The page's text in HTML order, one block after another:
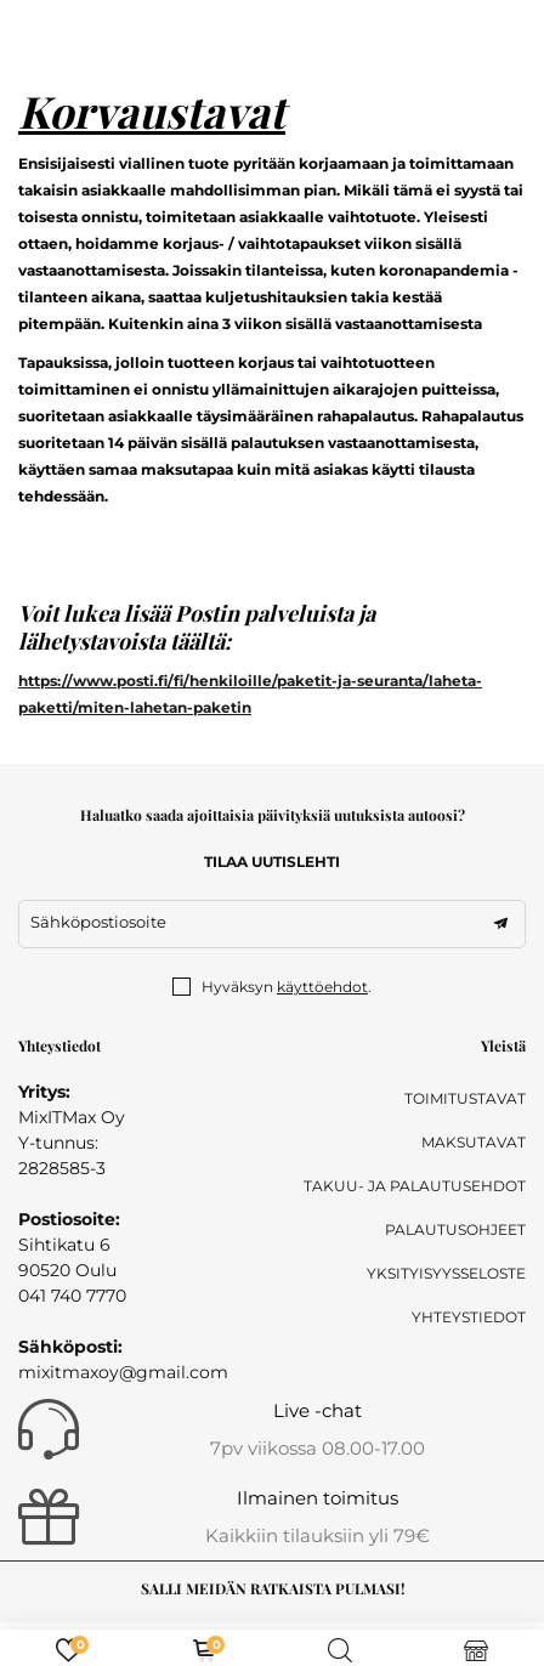
Korvaustavat
Ensisijaisesti viallinen tuote pyritään korjaamaan ja toimittamaan
takaisin asiakkaalle mahdollisimman pian. Mikäli tämä ei syystä tai
toisesta onnistu, toimitetaan asiakkaalle vaihtotuote. Yleisesti
ottaen, hoidamme korjaus- / vaihtotapaukset viikon sisällä
vastaanottamisesta. Joissakin tilanteissa, kuten koronapandemia -
tilanteen aikana, saattaa kuljetushitauksien takia kestää
pitempään. Kuitenkin aina 3 viikon sisällä vastaanottamisesta
Tapauksissa, jolloin tuotteen korjaus tai vaihtotuotteen
toimittaminen ei onnistu yllämainittujen aikarajojen puitteissa,
suoritetaan asiakkaalle täysimääräinen rahapalautus. Rahapalautus
suoritetaan 14 päivän sisällä palautuksen vastaanottamisesta,
käyttäen samaa maksutapaa kuin mitä asiakas käytti tilausta
tehdessään.
Voit lukea lisää Postin palveluista ja
lähetystavoista täältä:
https://www.posti.fi/fi/henkiloille/paketit-ja-seuranta/laheta-
paketti/miten-lahetan-paketin
Haluatko saada ajoittaisia päivityksiä uutuksista autoosi?
TILAA UUTISLEHTI
Sähköpostiosoite
Hyväksyn käyttöehdot.
Yhteystiedot
Yritys:
MixITMax Oy
Y-tunnus:
2828585-3
Postiosoite:
Sihtikatu 6
90520 Oulu
041 740 7770
Sähköposti:
mixitmaxoy@gmail.com
Yleistä
TOIMITUSTAVAT
MAKSUTAVAT
TAKUU- JA PALAUTUSEHDOT
PALAUTUSOHJEET
YKSITYISYYSSELOSTE
YHTEYSTIEDOT
Live -chat
7pv viikossa 08.00-17.00
Ilmainen toimitus
Kaikkiin tilauksiin yli 79€
SALLI MEIDÄN RATKAISTA PULMASI!
0 0